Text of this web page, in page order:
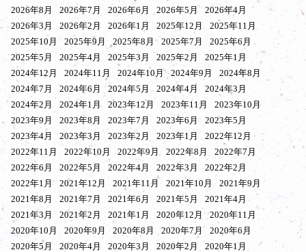
2026年8月
2026年7月 2026年6月 2026年5月
2026年4月
2026年3月
2026年2月 2026年1月 2025年12月
2025年11月
2025年10月
2025年9月 2025年8月 2025年7月
2025年6月
2025年5月
2025年4月 2025年3月 2025年2月
2025年1月
2024年12月
2024年11月 2024年10月 2024年9月
2024年8月
2024年7月
2024年6月 2024年5月 2024年4月
2024年3月
2024年2月
2024年1月 2023年12月 2023年11月
2023年10月
2023年9月
2023年8月 2023年7月 2023年6月
2023年5月
2023年4月
2023年3月 2023年2月 2023年1月
2022年12月
2022年11月
2022年10月 2022年9月 2022年8月
2022年7月
2022年6月
2022年5月 2022年4月 2022年3月
2022年2月
2022年1月
2021年12月 2021年11月 2021年10月
2021年9月
2021年8月
2021年7月 2021年6月 2021年5月
2021年4月
2021年3月
2021年2月 2021年1月 2020年12月
2020年11月
2020年10月
2020年9月 2020年8月 2020年7月
2020年6月
2020年5月
2020年4月 2020年3月 2020年2月
2020年1月